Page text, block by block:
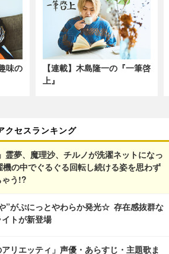
味の
【連載】木島隆一の『一筆啓
上』
クセスランキング
霊夢、魔理沙、チルノが洗濯ネットになっ
の中でぐるぐる回転し続ける姿を思わず
ゃう!?
”がぷにっとやわらか発光☆ 存在感抜群な
トが新登場
アリエッティ」声優・あらすじ・主題歌ま